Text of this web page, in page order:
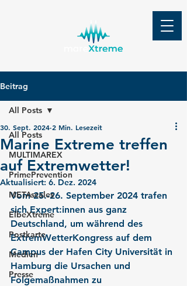
Beitrag
All Posts
MULTIMAREX
PrimePrevention
METAscales
ElbeXtreme
Postkarte
Medien
Presse
All Posts
Marine Extreme treffen
auf Extremwetter!
30. Sept. 2024 2 Min. Lesezeit
Aktualisiert: 6. Dez. 2024
Vom 25.-26. September 2024 trafen
sich Expert:innen aus ganz
Deutschland, um während des
ExtremWetterKongress auf dem
Campus der Hafen City Universität in
Hamburg die Ursachen und
Folgemaßnahmen zu